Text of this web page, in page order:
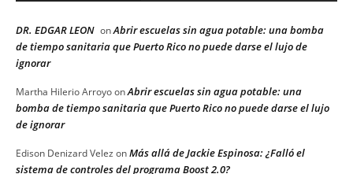
DR. EDGAR LEON onAbrir escuelas sin agua potable: una bomba
de tiempo sanitaria que Puerto Rico no puede darse el lujo de
ignorar
Martha Hilerio ArroyoonAbrir escuelas sin agua potable: una
bomba de tiempo sanitaria que Puerto Rico no puede darse el lujo
de ignorar
Edison Denizard Velez onMás allá de Jackie Espinosa: ¿Falló el
sistema de controles del programa Boost 2.0?